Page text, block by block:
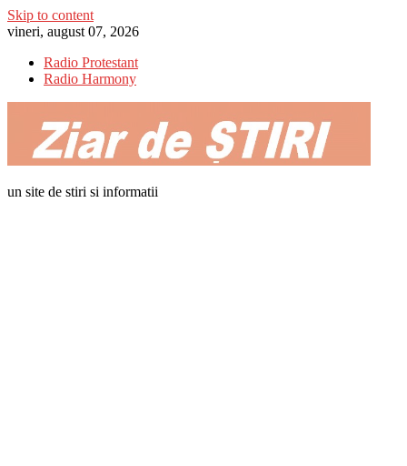
Skip to content
vineri, august 07, 2026
Radio Protestant
Radio Harmony
un site de stiri si informatii